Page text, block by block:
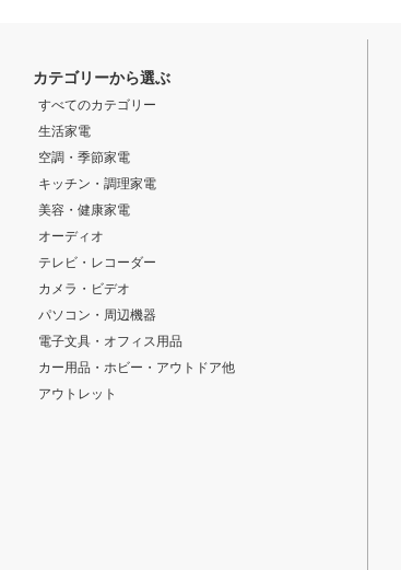
カテゴリーから選ぶ
すべてのカテゴリー
生活家電
空調・季節家電
キッチン・調理家電
美容・健康家電
オーディオ
テレビ・レコーダー
カメラ・ビデオ
パソコン・周辺機器
電子文具・オフィス用品
カー用品・ホビー・アウトドア他
アウトレット